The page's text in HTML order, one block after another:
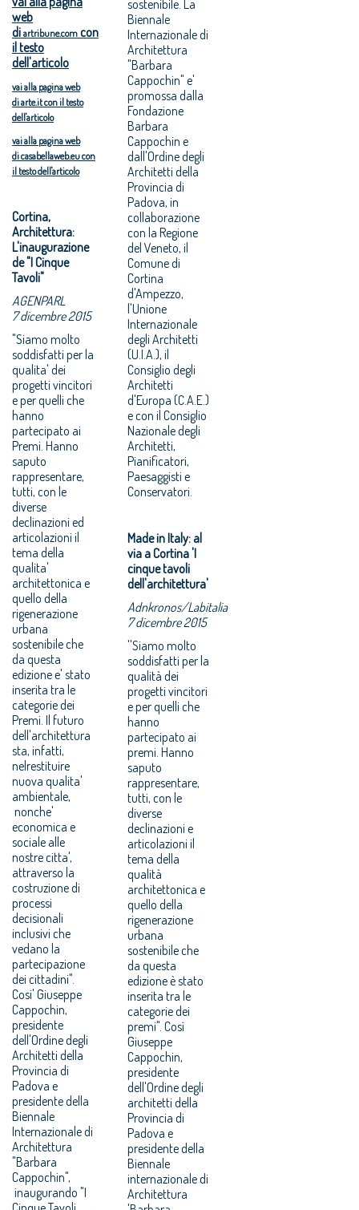
web
di artribune.com con
il testo
dell'articolo
vai alla pagina web
diarte.itcon il testo
dell'articolo
vai alla pagina web
dicasabellaweb.eucon
il testo dell'articolo
Cortina,
Architettura:
L'inaugurazione
de "I Cinque
Tavoli"
AGENPARL
7 dicembre 2015
"Siamo molto
soddisfatti per la
qualita' dei
progetti vincitori
e per quelli che
hanno
partecipato ai
Premi. Hanno
saputo
rappresentare,
tutti, con le
diverse
declinazioni ed
articolazioni il
tema della
qualita'
architettonica e
quello della
rigenerazione
urbana
sostenibile che
da questa
edizione e' stato
inserita tra le
categorie dei
Premi. Il futuro
dell'architettura
sta, infatti,
nelrestituire
nuova qualita'
ambientale,
nonche'
economica e
sociale alle
nostre citta',
attraverso la
costruzione di
processi
decisionali
inclusivi che
vedano la
partecipazione
dei cittadini".
Cosi' Giuseppe
Cappochin,
presidente
dell'Ordine degli
Architetti della
Provincia di
Padova e
presidente della
Biennale
Internazionale di
Architettura
"Barbara
Cappochin",
inaugurando "I
sostenibile. La
Biennale
Internazionale di
Architettura
"Barbara
Cappochin" e'
promossa dalla
Fondazione
Barbara
Cappochin e
dall'Ordine degli
Architetti della
Provincia di
Padova, in
collaborazione
con la Regione
del Veneto, il
Comune di
Cortina
d'Ampezzo,
l'Unione
Internazionale
degli Architetti
(U.I.A.), il
Consiglio degli
Architetti
d'Europa (C.A.E.)
e con il Consiglio
Nazionale degli
Architetti,
Pianificatori,
Paesaggisti e
Conservatori.
Made in Italy: al
via a Cortina 'I
cinque tavoli
dell'architettura'
Adnkronos/Labitalia
7 dicembre 2015
''Siamo molto
soddisfatti per la
qualità dei
progetti vincitori
e per quelli che
hanno
partecipato ai
premi. Hanno
saputo
rappresentare,
tutti, con le
diverse
declinazioni e
articolazioni il
tema della
qualità
architettonica e
quello della
rigenerazione
urbana
sostenibile che
da questa
edizione è stato
inserita tra le
categorie dei
premi". Così
Giuseppe
Cappochin,
presidente
dell'Ordine degli
architetti della
Provincia di
Padova e
presidente della
Biennale
internazionale di
Architettura